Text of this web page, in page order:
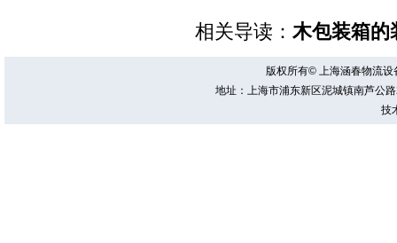
相关导读： 木包装箱
版权所有© 上海涵春物流
地址：上海市浦东新区泥城镇南芦公
技